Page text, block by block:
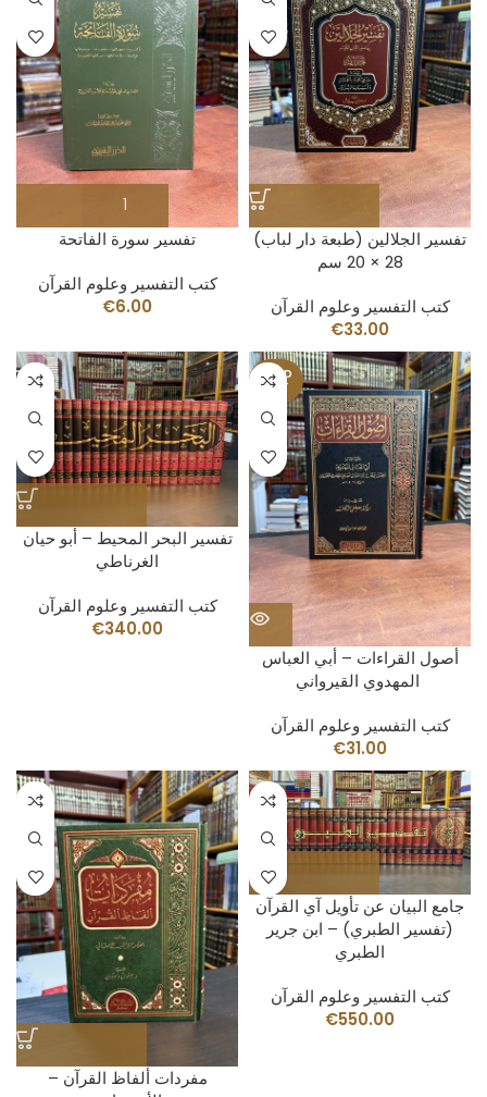
تفسير سورة الفاتحة
كتب التفسير وعلوم القرآن
€6.00
تفسير الجلالين (طبعة دار لباب)
28 × 20 سم
كتب التفسير وعلوم القرآن
€33.00
تفسير البحر المحيط – أبو حيان
الغرناطي
كتب التفسير وعلوم القرآن
€340.00
SOLD
OUT
أصول القراءات – أبي العباس
كتب التفسير وعلوم القرآن
€31.00
مفردات ألفاظ القرآن –
(تفسير الطبري) – ابن جرير
الطبري
كتب التفسير وعلوم القرآن
€550.00